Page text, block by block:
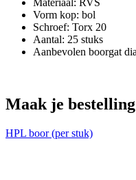
Materiaal: RVS
Vorm kop: bol
Schroef: Torx 20
Aantal: 25 stuks
Aanbevolen boorgat
Maak je
HPL boor (per stuk)